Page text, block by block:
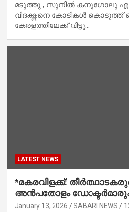
മടുത്തു , സുനിൽ കനുഗോലു
വിദഗ്ദ്ധനെ കോടികൾ
കേരളത്തിലേക്ക് വിട്ടു…
LATEST NEWS
*മകരവിളക്ക്:
അന്‍പതോളം
January 13, 2026 SABARI NEWS